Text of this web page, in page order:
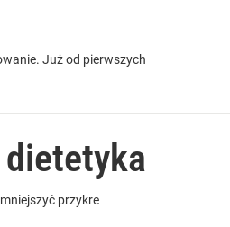
Już od pierwszych
przykre